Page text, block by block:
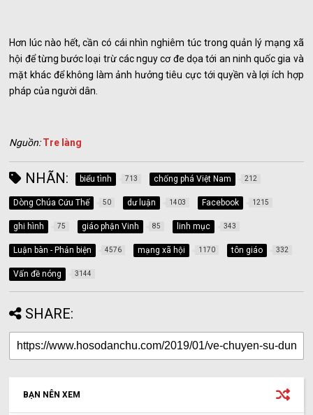
Hơn lúc nào hết, cần có cái nhìn nghiêm túc trong quản lý mạng xã
hội để từng bước loại trừ các nguy cơ đe dọa tới an ninh quốc gia và
mặt khác để không làm ảnh hưởng tiêu cực tới quyền và lợi ích hợp
pháp của người dân.
Nguồn: Tre làng
NHÃN: biểu tình 713 chống phá Việt Nam 212
Dòng Chúa Cứu Thế 50 dư luận 1403 Facebook 1215
ghi hình 75 giáo phận Vinh 85 linh mục 343
Luận bàn - Phản biện 4576 mạng xã hội 1170 tôn giáo 332
Vấn đề nóng 3144
SHARE:
BẠN NÊN XEM